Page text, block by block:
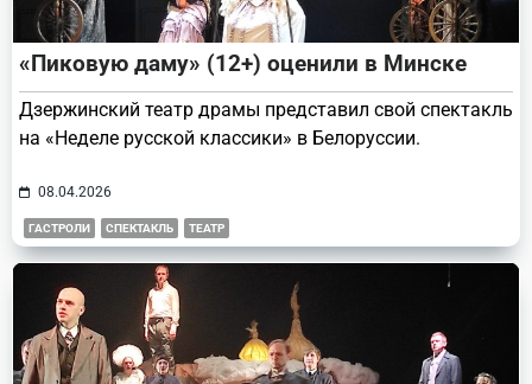
«Пиковую даму» (12+) оценили в Минске
Дзержинский театр драмы представил свой спектакль
на «Неделе русской классики» в Белоруссии.
08.04.2026
ГАСТРОЛИ СПЕКТАКЛЬ ТЕАТР